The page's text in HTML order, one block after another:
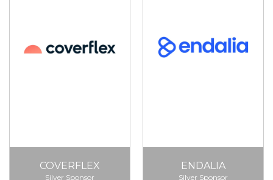
COVERFLEX
Silver Sponsor
ENDALIA
Silver Sponsor